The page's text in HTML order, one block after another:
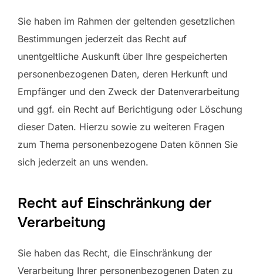
Sie haben im Rahmen der geltenden gesetzlichen
Bestimmungen jederzeit das Recht auf
unentgeltliche Auskunft über Ihre gespeicherten
personenbezogenen Daten, deren Herkunft und
Empfänger und den Zweck der Datenverarbeitung
und ggf. ein Recht auf Berichtigung oder Löschung
dieser Daten. Hierzu sowie zu weiteren Fragen
zum Thema personenbezogene Daten können Sie
sich jederzeit an uns wenden.
Recht auf Einschränkung der
Verarbeitung
Sie haben das Recht, die Einschränkung der
Verarbeitung Ihrer personenbezogenen Daten zu